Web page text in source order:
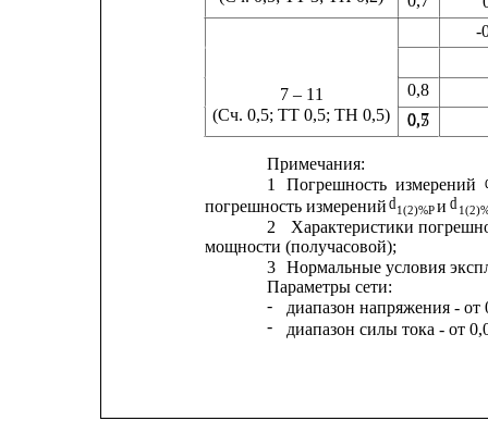
-
7 – 11
0,8
(Сч. 0,5; ТТ 0,5; ТН 0,5)
0,7
0,5
Примечания:
1
Погрешность измерений
погрешность измерений d1(2)%Pи d
2
Характеристики
мощности (получасовой);
3
Нормальные условия
Параметры сети:
-
диапазон напряжения - от
-
диапазон силы тока - от